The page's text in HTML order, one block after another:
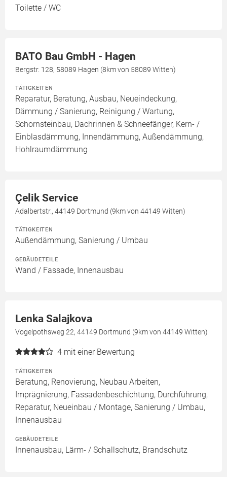
Toilette / WC
BATO Bau GmbH - Hagen
Bergstr. 128, 58089 Hagen (8km von 58089 Witten)
TÄTIGKEITEN
Reparatur, Beratung, Ausbau, Neueindeckung,
Dämmung / Sanierung, Reinigung / Wartung,
Schornsteinbau, Dachrinnen & Schneefänger, Kern- /
Einblasdämmung, Innendämmung, Außendämmung,
Hohlraumdämmung
Çelik Service
Adalbertstr., 44149 Dortmund (9km von 44149 Witten)
TÄTIGKEITEN
Außendämmung, Sanierung / Umbau
GEBÄUDETEILE
Wand / Fassade, Innenausbau
Lenka Salajkova
Vogelpothsweg 22, 44149 Dortmund (9km von 44149 Witten)
4 mit einer Bewertung
TÄTIGKEITEN
Beratung, Renovierung, Neubau Arbeiten,
Imprägnierung, Fassadenbeschichtung, Durchführung,
Reparatur, Neueinbau / Montage, Sanierung / Umbau,
Innenausbau
GEBÄUDETEILE
Innenausbau, Lärm- / Schallschutz, Brandschutz